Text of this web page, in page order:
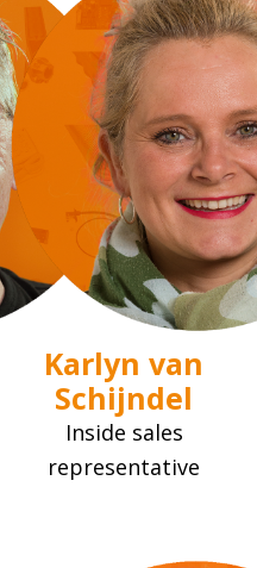
Karlyn van
Schijndel
Inside sales
representative